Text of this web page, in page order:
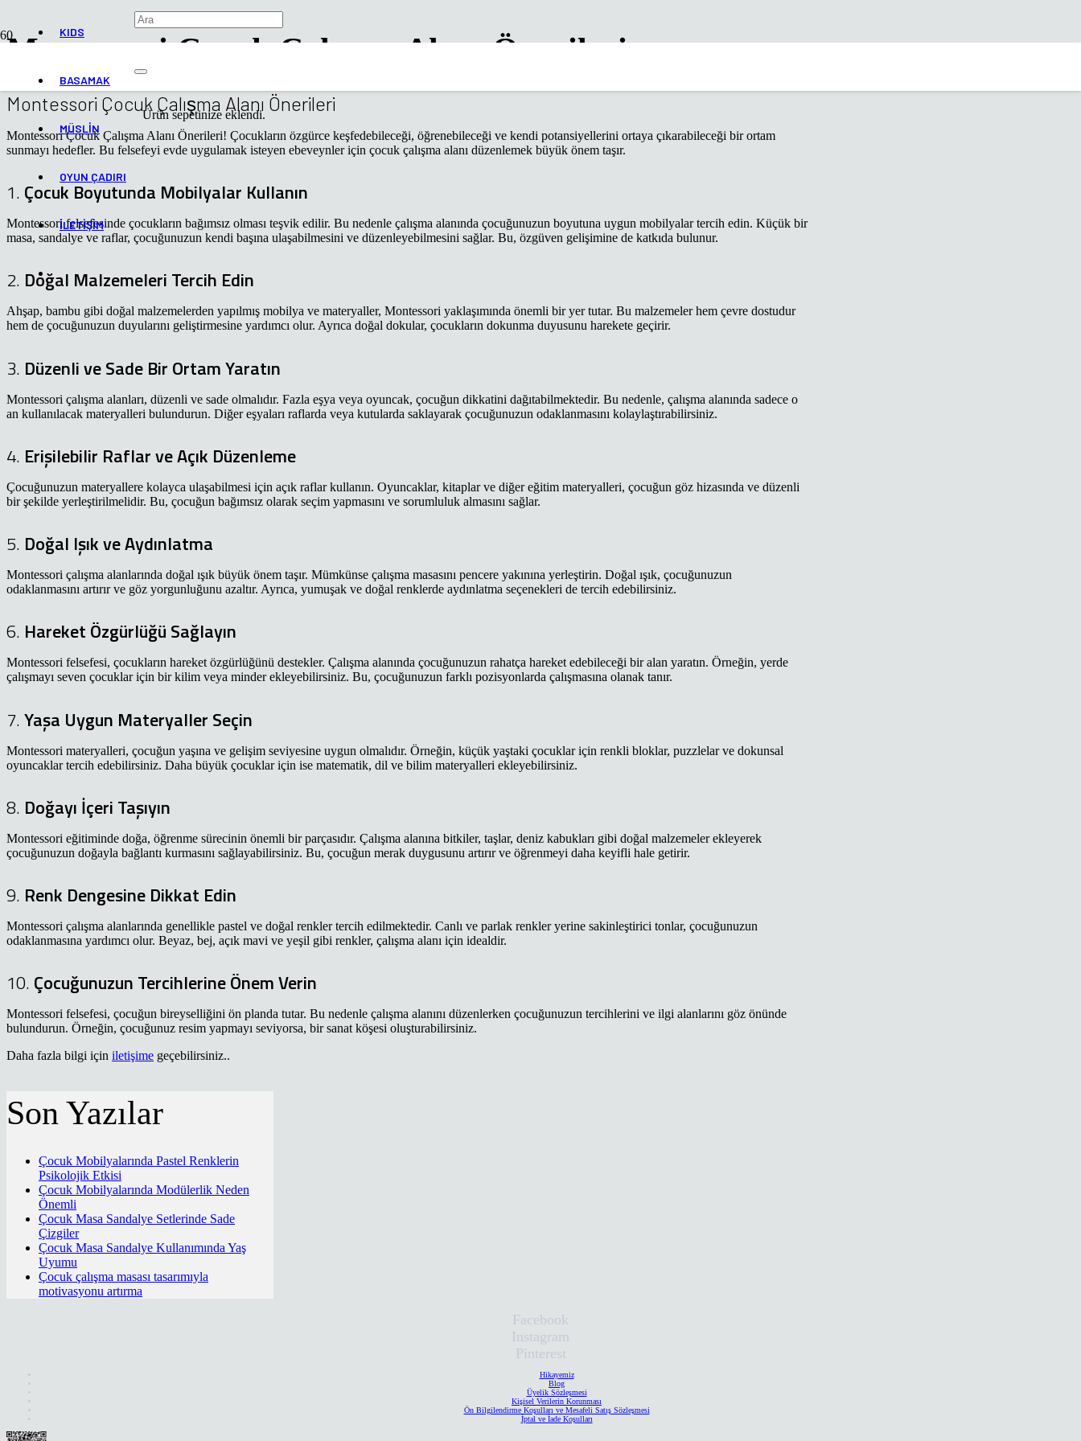
KIDS
BASAMAK
MÜSLİN
OYUN ÇADIRI
İLETİŞİM
Ürünsepetinize eklendi.
Montessori Çocuk Çalışma Alanı Önerileri
Montessori Çocuk Çalışma Alanı Önerileri
Montessori Çocuk Çalışma Alanı Önerileri! Çocukların özgürce keşfedebileceği, öğrenebileceği ve kendi potansiyellerini ortaya çıkarabileceği bir ortam
sunmayı hedefler. Bu felsefeyi evde uygulamak isteyen ebeveynler için çocuk çalışma alanı düzenlemek büyük önem taşır.
1. Çocuk Boyutunda Mobilyalar Kullanın
Montessori felsefesinde çocukların bağımsız olması teşvik edilir. Bu nedenle çalışma alanında çocuğunuzun boyutuna uygun mobilyalar tercih edin. Küçük bir
masa, sandalye ve raflar, çocuğunuzun kendi başına ulaşabilmesini ve düzenleyebilmesini sağlar. Bu, özgüven gelişimine de katkıda bulunur.
2. Doğal Malzemeleri Tercih Edin
Ahşap, bambu gibi doğal malzemelerden yapılmış mobilya ve materyaller, Montessori yaklaşımında önemli bir yer tutar. Bu malzemeler hem çevre dostudur
hem de çocuğunuzun duyularını geliştirmesine yardımcı olur. Ayrıca doğal dokular, çocukların dokunma duyusunu harekete geçirir.
3. Düzenli ve Sade Bir Ortam Yaratın
Montessori çalışma alanları, düzenli ve sade olmalıdır. Fazla eşya veya oyuncak, çocuğun dikkatini dağıtabilmektedir. Bu nedenle, çalışma alanında sadece o
an kullanılacak materyalleri bulundurun. Diğer eşyaları raflarda veya kutularda saklayarak çocuğunuzun odaklanmasını kolaylaştırabilirsiniz.
4. Erişilebilir Raflar ve Açık Düzenleme
Çocuğunuzun materyallere kolayca ulaşabilmesi için açık raflar kullanın. Oyuncaklar, kitaplar ve diğer eğitim materyalleri, çocuğun göz hizasında ve düzenli
bir şekilde yerleştirilmelidir. Bu, çocuğun bağımsız olarak seçim yapmasını ve sorumluluk almasını sağlar.
5. Doğal Işık ve Aydınlatma
Montessori çalışma alanlarında doğal ışık büyük önem taşır. Mümkünse çalışma masasını pencere yakınına yerleştirin. Doğal ışık, çocuğunuzun
odaklanmasını artırır ve göz yorgunluğunu azaltır. Ayrıca, yumuşak ve doğal renklerde aydınlatma seçenekleri de tercih edebilirsiniz.
6. Hareket Özgürlüğü Sağlayın
Montessori felsefesi, çocukların hareket özgürlüğünü destekler. Çalışma alanında çocuğunuzun rahatça hareket edebileceği bir alan yaratın. Örneğin, yerde
çalışmayı seven çocuklar için bir kilim veya minder ekleyebilirsiniz. Bu, çocuğunuzun farklı pozisyonlarda çalışmasına olanak tanır.
7. Yaşa Uygun Materyaller Seçin
Montessori materyalleri, çocuğun yaşına ve gelişim seviyesine uygun olmalıdır. Örneğin, küçük yaştaki çocuklar için renkli bloklar, puzzlelar ve dokunsal
oyuncaklar tercih edebilirsiniz. Daha büyük çocuklar için ise matematik, dil ve bilim materyalleri ekleyebilirsiniz.
8. Doğayı İçeri Taşıyın
Montessori eğitiminde doğa, öğrenme sürecinin önemli bir parçasıdır. Çalışma alanına bitkiler, taşlar, deniz kabukları gibi doğal malzemeler ekleyerek
çocuğunuzun doğayla bağlantı kurmasını sağlayabilirsiniz. Bu, çocuğun merak duygusunu artırır ve öğrenmeyi daha keyifli hale getirir.
9. Renk Dengesine Dikkat Edin
Montessori çalışma alanlarında genellikle pastel ve doğal renkler tercih edilmektedir. Canlı ve parlak renkler yerine sakinleştirici tonlar, çocuğunuzun
odaklanmasına yardımcı olur. Beyaz, bej, açık mavi ve yeşil gibi renkler, çalışma alanı için idealdir.
10. Çocuğunuzun Tercihlerine Önem Verin
Montessori felsefesi, çocuğun bireyselliğini ön planda tutar. Bu nedenle çalışma alanını düzenlerken çocuğunuzun tercihlerini ve ilgi alanlarını göz önünde
bulundurun. Örneğin, çocuğunuz resim yapmayı seviyorsa, bir sanat köşesi oluşturabilirsiniz.
Daha fazla bilgi için iletişime geçebilirsiniz..
Son Yazılar
Çocuk Mobilyalarında Pastel Renklerin
Psikolojik Etkisi
Çocuk Mobilyalarında Modülerlik Neden
Önemli
Çocuk Masa Sandalye Setlerinde Sade
Çizgiler
Çocuk Masa Sandalye Kullanımında Yaş
Uyumu
Çocuk çalışma masası tasarımıyla
motivasyonu artırma
Facebook
Instagram
Pinterest
Hikayemiz
Blog
Üyelik Sözleşmesi
Kişisel Verilerin Korunması
Ön Bilgilendirme Koşulları ve Mesafeli Satış Sözleşmesi
İptal ve İade Koşulları